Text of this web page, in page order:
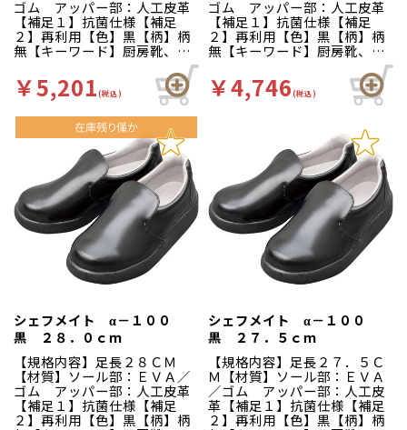
ゴム アッパー部：人工皮革
【補足１】抗菌仕様【補足
２】再利用【色】黒【柄】柄
無【キーワード】厨房靴、滑
りにくい、工場 靴底は軽く
て滑りにくいハイグリップ仕
様。長時間の作業による疲労
を軽減、快適な着用感のため
に様々な工夫がされていま
す。インソールの表面には抗
菌加工を施しており、清潔で
す。食品加工厨房用スニーカ
ー「シェフメイト」は清潔・
耐滑・快適を基本コンセプト
に開発されました。滑りにく
い…滑りにくい防滑グリット
ソールには他方向に効くウィ
ンドミルパターンを採用。滑
りやすい床や雨の日等にも優
れた防滑性を発揮します。疲
クッション性の良いインソー
ルが長時間の立ち作業をサポ
ートします。足幅ゆったり３
Ｅサイズ…つま先部分までゆ
ったりとした３Ｅ設計。
￥5,201(税込)
ゴム アッパー部：人工皮革
【補足１】抗菌仕様【補足
２】再利用【色】黒【柄】柄
無【キーワード】厨房靴、滑
りにくい、工場 靴底は軽く
て滑りにくいハイグリップ仕
様。長時間の作業による疲労
を軽減、快適な着用感のため
す。インソールの表面には抗
菌加工を施しており、清潔で
す。食品加工厨房用スニーカ
ー「シェフメイト」は清潔・
耐滑・快適を基本コンセプト
に開発されました。滑りにく
い…滑りにくい防滑グリット
ソールには他方向に効くウィ
ンドミルパターンを採用。滑
りやすい床や雨の日等にも優
れた防滑性を発揮します。疲
クッション性の良いインソー
ルが長時間の立ち作業をサポ
ートします。足幅ゆったり３
Ｅサイズ…つま先部分までゆ
ったりとした３Ｅ設計。
￥4,746(税込)
シェフメイト α－１００
黒 ２８．０ｃｍ
【規格内容】足長２８ＣＭ
【材質】ソール部：ＥＶＡ／
ゴム アッパー部：人工皮革
【補足１】抗菌仕様【補足
２】再利用【色】黒【柄】柄
シェフメイト α－１００
黒 ２７．５ｃｍ
【規格内容】足長２７．５Ｃ
Ｍ【材質】ソール部：ＥＶＡ
／ゴム アッパー部：人工皮
革【補足１】抗菌仕様【補足
２】再利用【色】黒【柄】柄